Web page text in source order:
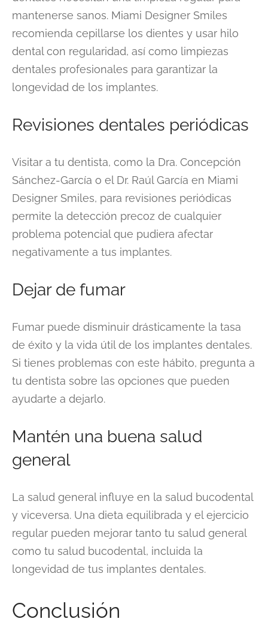
mantenerse sanos. Miami Designer Smiles
recomienda cepillarse los dientes y usar hilo
dental con regularidad, así como limpiezas
dentales profesionales para garantizar la
longevidad de los implantes.
Revisiones dentales periódicas
Visitar a tu dentista, como la Dra. Concepción
Sánchez-García o el Dr. Raúl García en Miami
Designer Smiles, para revisiones periódicas
permite la detección precoz de cualquier
problema potencial que pudiera afectar
negativamente a tus implantes.
Dejar de fumar
Fumar puede disminuir drásticamente la tasa
de éxito y la vida útil de los implantes dentales.
Si tienes problemas con este hábito, pregunta a
tu dentista sobre las opciones que pueden
ayudarte a dejarlo.
Mantén una buena salud
general
La salud general influye en la salud bucodental
y viceversa. Una dieta equilibrada y el ejercicio
regular pueden mejorar tanto tu salud general
como tu salud bucodental, incluida la
longevidad de tus implantes dentales.
Conclusión